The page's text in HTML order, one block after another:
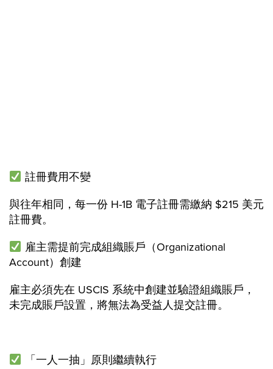
註冊費用不變
與往年相同，每一份 H-1B 電子註冊需繳納 $215 美元
註冊費。
雇主需提前完成組織賬戶（Organizational
Account）創建
雇主必須先在 USCIS 系統中創建並驗證組織賬戶，
未完成賬戶設置，將無法為受益人提交註冊。
「一人一抽」原則繼續執行